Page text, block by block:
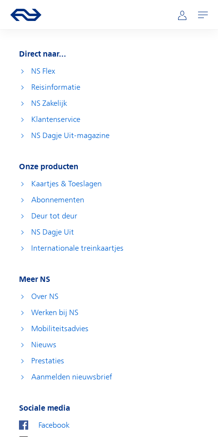
Hoofdnavigatie
Ga naar de homepage van ns.nl Mijn NS
Openen
Direct naar...
NS Flex
Reisinformatie
NS Zakelijk
Klantenservice
NS Dagje Uit-magazine
Onze producten
Kaartjes & Toeslagen
Abonnementen
Deur tot deur
NS Dagje Uit
Internationale treinkaartjes
Meer NS
Over NS
Werken bij NS
Mobiliteitsadvies
Nieuws
Prestaties
Aanmelden nieuwsbrief
Sociale media
Facebook